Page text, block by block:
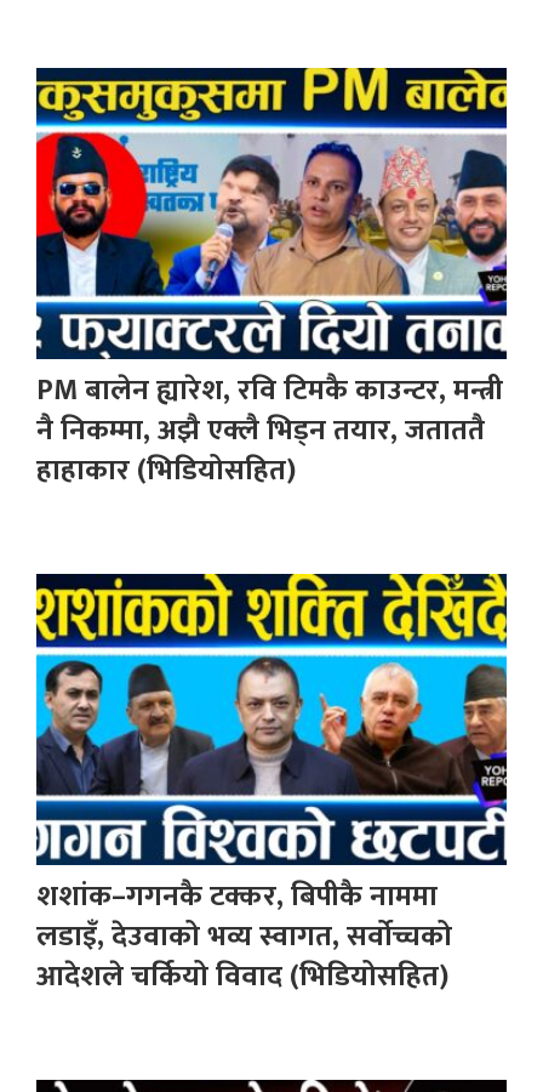
PM बालेन ह्यारेश, रवि टिमकै काउन्टर, मन्त्री
नै निकम्मा, अझै एक्लै भिड्न तयार, जताततै
हाहाकार (भिडियोसहित)
शशांक–गगनकै टक्कर, बिपीकै नाममा
लडाइँ, देउवाको भव्य स्वागत, सर्वोच्चको
आदेशले चर्कियो विवाद (भिडियोसहित)